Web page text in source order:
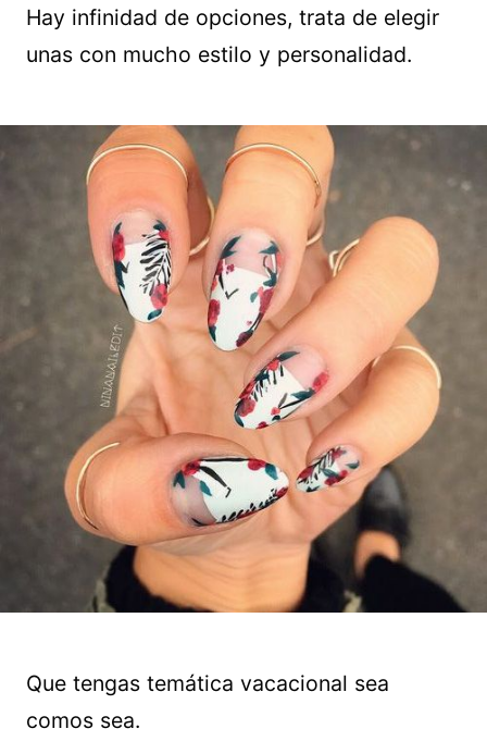
Hay infinidad de opciones, trata de elegir
unas con mucho estilo y personalidad.
Que tengas temática vacacional sea
comos sea.